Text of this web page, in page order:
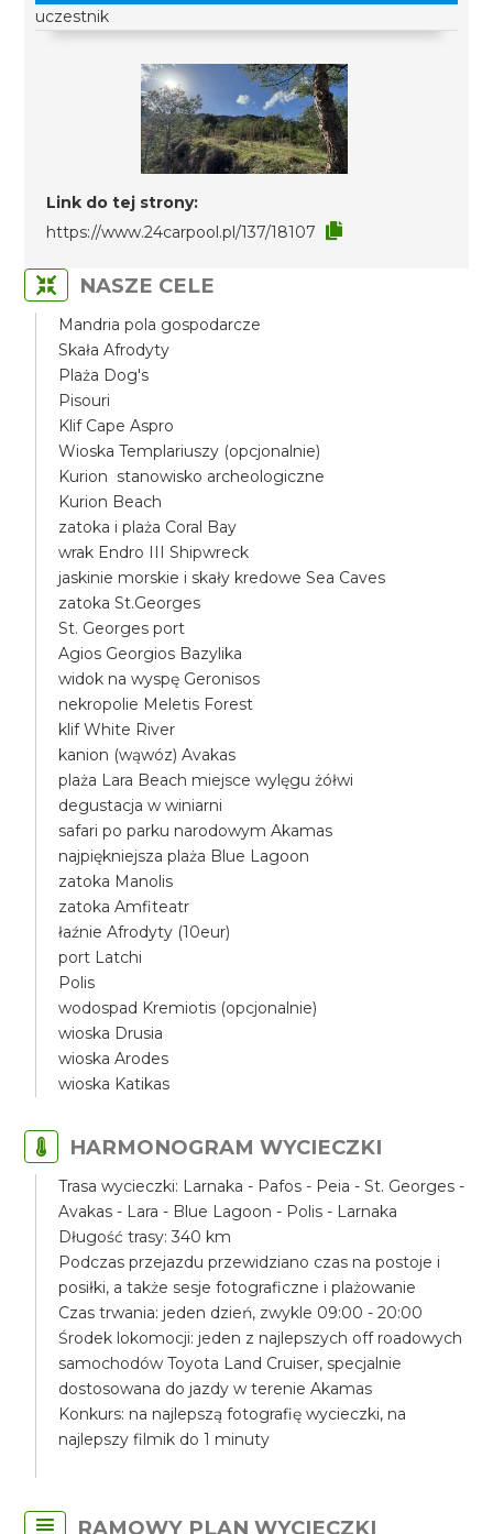
uczestnik
Link do tej strony:
https://www.24carpool.pl/137/18107
NASZE CELE
Mandria pola gospodarcze
Skała Afrodyty
Plaża Dog's
Pisouri
Klif Cape Aspro
Wioska Templariuszy (opcjonalnie)
Kurion stanowisko archeologiczne
Kurion Beach
zatoka i plaża Coral Bay
wrak Endro III Shipwreck
jaskinie morskie i skały kredowe Sea Caves
zatoka St.Georges
St. Georges port
Agios Georgios Bazylika
widok na wyspę Geronisos
nekropolie Meletis Forest
klif White River
kanion (wąwóz) Avakas
plaża Lara Beach miejsce wylęgu żółwi
degustacja w winiarni
safari po parku narodowym Akamas
najpiękniejsza plaża Blue Lagoon
zatoka Manolis
zatoka Amfiteatr
łaźnie Afrodyty (10eur)
port Latchi
Polis
wodospad Kremiotis (opcjonalnie)
wioska Drusia
wioska Arodes
wioska Katikas
HARMONOGRAM WYCIECZKI
Trasa wycieczki: Larnaka - Pafos - Peia - St. Georges -
Avakas - Lara - Blue Lagoon - Polis - Larnaka
Długość trasy: 340 km
Podczas przejazdu przewidziano czas na postoje i
posiłki, a także sesje fotograficzne i plażowanie
Czas trwania: jeden dzień, zwykle 09:00 - 20:00
Środek lokomocji: jeden z najlepszych off roadowych
samochodów Toyota Land Cruiser, specjalnie
dostosowana do jazdy w terenie Akamas
Konkurs: na najlepszą fotografię wycieczki, na
najlepszy filmik do 1 minuty
RAMOWY PLAN WYCIECZKI